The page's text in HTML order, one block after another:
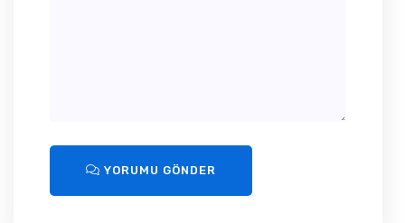
YORUMU GÖNDER